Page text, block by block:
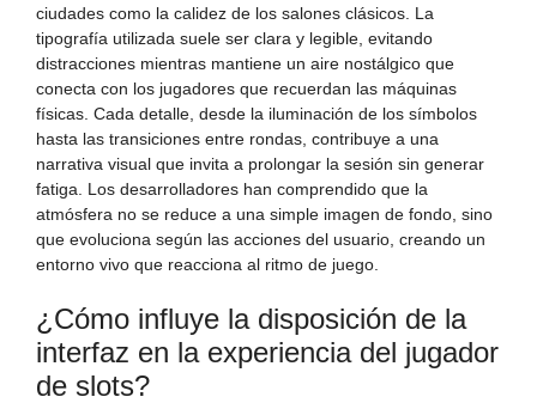
ciudades como la calidez de los salones clásicos. La
tipografía utilizada suele ser clara y legible, evitando
distracciones mientras mantiene un aire nostálgico que
conecta con los jugadores que recuerdan las máquinas
físicas. Cada detalle, desde la iluminación de los símbolos
hasta las transiciones entre rondas, contribuye a una
narrativa visual que invita a prolongar la sesión sin generar
fatiga. Los desarrolladores han comprendido que la
atmósfera no se reduce a una simple imagen de fondo, sino
que evoluciona según las acciones del usuario, creando un
entorno vivo que reacciona al ritmo de juego.
¿Cómo influye la disposición de la
interfaz en la experiencia del jugador
de slots?